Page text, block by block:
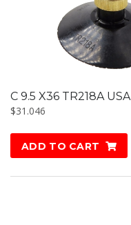
C 9.5 X36 TR218A USA
$31.046
ADD TO CART